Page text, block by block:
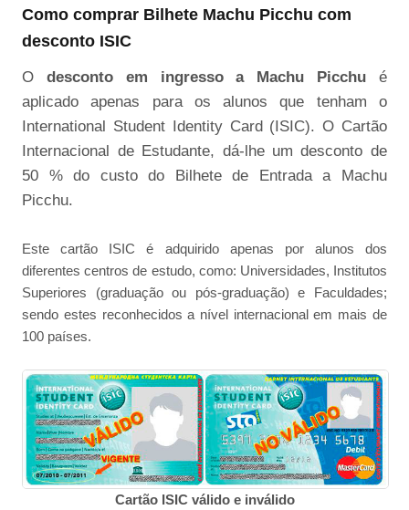
Como comprar Bilhete Machu Picchu com
desconto ISIC
Odesconto em ingresso a Machu Picchué
aplicado apenas para os alunos que tenham o
International Student Identity Card (ISIC). O Cartão
Internacional de Estudante, dá-lhe um desconto de
50 % do custo do Bilhete de Entrada a Machu
Picchu.
Este cartão ISIC é adquirido apenas por alunos dos
diferentes centros de estudo, como: Universidades, Institutos
Superiores (graduação ou pós-graduação) e Faculdades;
sendo estes reconhecidos a nível internacional em mais de
100 países.
Cartão ISIC válido e inválido